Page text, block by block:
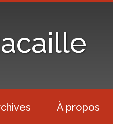
À propos